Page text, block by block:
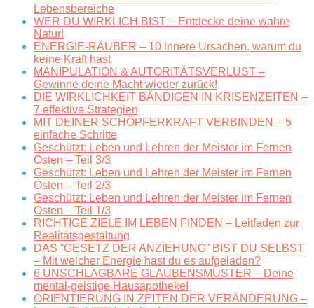
Lebensbereiche
WER DU WIRKLICH BIST – Entdecke deine wahre
Natur!
ENERGIE-RÄUBER – 10 innere Ursachen, warum du
keine Kraft hast
MANIPULATION & AUTORITÄTSVERLUST –
Gewinne deine Macht wieder zurück!
DIE WIRKLICHKEIT BÄNDIGEN IN KRISENZEITEN –
7 effektive Strategien
MIT DEINER SCHÖPFERKRAFT VERBINDEN – 5
einfache Schritte
Geschützt: Leben und Lehren der Meister im Fernen
Osten – Teil 3/3
Geschützt: Leben und Lehren der Meister im Fernen
Osten – Teil 2/3
Geschützt: Leben und Lehren der Meister im Fernen
Osten – Teil 1/3
RICHTIGE ZIELE IM LEBEN FINDEN – Leitfaden zur
Realitätsgestaltung
DAS “GESETZ DER ANZIEHUNG” BIST DU SELBST
– Mit welcher Energie hast du es aufgeladen?
6 UNSCHLAGBARE GLAUBENSMUSTER – Deine
mental-geistige Hausapotheke!
ORIENTIERUNG IN ZEITEN DER VERÄNDERUNG –